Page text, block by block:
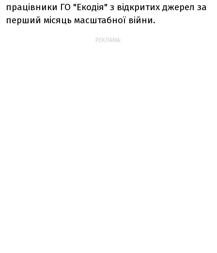
працівники ГО "Екодія" з відкритих джерел за
перший місяць масштабної війни.
РЕКЛАМА: